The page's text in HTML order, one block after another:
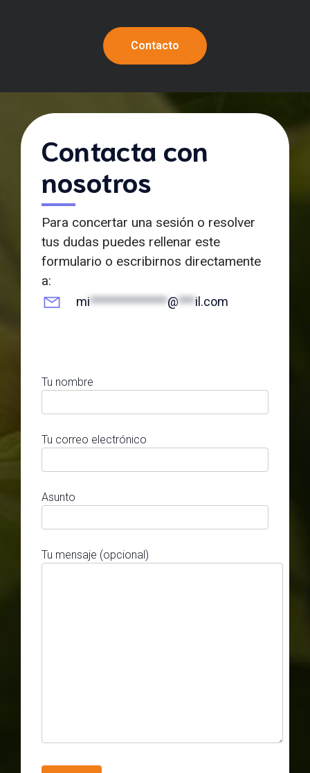
Contacto
Contacta con
nosotros
Para concertar una sesión o resolver
tus dudas puedes rellenar este
formulario o escribirnos directamente
a:
mi**************@***il.com
Tu nombre
Tu correo electrónico
Asunto
Tu mensaje (opcional)